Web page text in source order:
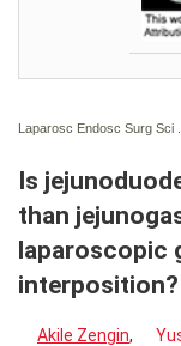
Laparosc Endosc Surg Sci
Is
than
laparoscopic
interposition?
Akile Zengin,